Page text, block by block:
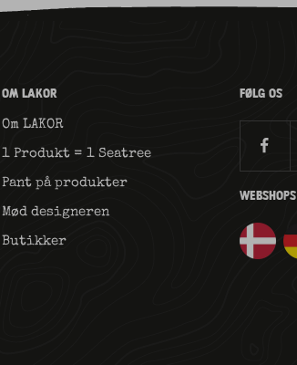
OM LAKOR
Om LAKOR
1 Produkt = 1 Seatree
Pant på produkter
Mød designeren
Butikker
FØLG OS
WEBSHOPS